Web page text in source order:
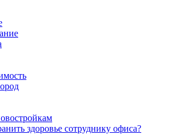
здоровье сотруднику офиса?